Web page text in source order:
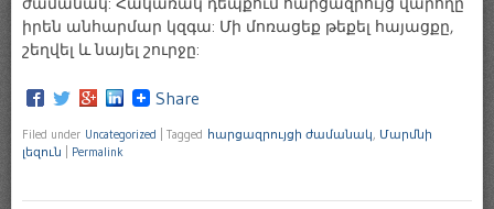
իրեն անհարմար կզգա: Մի մոռացեք թեքել հայացքը,
շեղվել և նայել շուրջը:
Share
Filed under Uncategorized Tagged հարցազրույցի ժամանակ, Մարմնի
լեզուն
Permalink